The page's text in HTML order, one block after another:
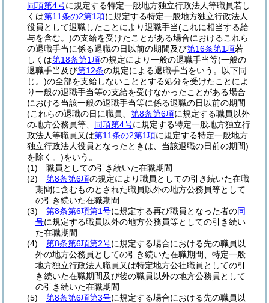
同項第4号に規定する特定一般地方独立行政法人等職員若し
くは第11条の2第1項に規定する特定一般地方独立行政法人
役員として退職したことにより退職手当(これに相当する給
与を含む。)の支給を受けたことがある場合におけるこれら
の退職手当に係る退職の日以前の期間及び第16条第1項若
しくは第18条第1項の規定により一般の退職手当等(一般の
退職手当及び第12条の規定による退職手当をいう。以下同
じ。)の全部を支給しないこととする処分を受けたことによ
り一般の退職手当等の支給を受けなかったことがある場合
における当該一般の退職手当等に係る退職の日以前の期間
(これらの退職の日に職員、 第8条第6項に規定する職員以外
の地方公務員等、 同項第4号に規定する特定一般地方独立行
政法人等職員又は第11条の2第1項に規定する特定一般地方
独立行政法人役員となったときは、当該退職の日前の期間)
を除く。)をいう。
(1)
職員としての引き続いた在職期間
(2)
第8条第6項の規定により職員としての引き続いた在職
期間に含むものとされた職員以外の地方公務員等として
の引き続いた在職期間
(3)
第8条第6項第1号に規定する再び職員となった者の同
号に規定する職員以外の地方公務員等としての引き続い
た在職期間
(4)
第8条第6項第2号に規定する場合における先の職員以
外の地方公務員としての引き続いた在職期間、特定一般
地方独立行政法人職員又は特定地方公社職員としての引
き続いた在職期間及び後の職員以外の地方公務員として
の引き続いた在職期間
(5)
第8条第6項第3号に規定する場合における先の職員以